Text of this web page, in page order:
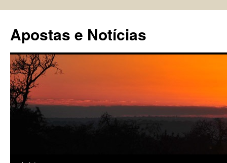
conteúdo
Apostas e Notícias